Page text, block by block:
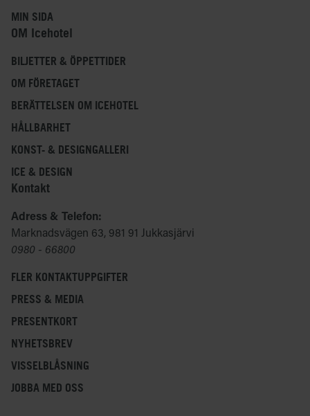
MIN SIDA
OM Icehotel
BILJETTER & ÖPPETTIDER
OM FÖRETAGET
BERÄTTELSEN OM ICEHOTEL
HÅLLBARHET
KONST- & DESIGNGALLERI
ICE & DESIGN
Kontakt
Adress & Telefon:
Marknadsvägen 63, 981 91 Jukkasjärvi
0980 - 66800
FLER KONTAKTUPPGIFTER
PRESS & MEDIA
PRESENTKORT
NYHETSBREV
VISSELBLÅSNING
JOBBA MED OSS